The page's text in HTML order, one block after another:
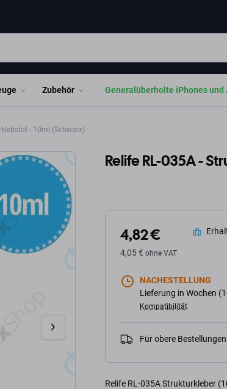
Zubehör Generalüberholte iPhones und
- 10ml (Schwarz)
Relife RL-035A -
4,82 €
4,05 € ohne VAT
NACHESTELLUNG
Lieferung in Wochen
Kompatibilität
Für obere
Relife RL-035A Strukturkleber